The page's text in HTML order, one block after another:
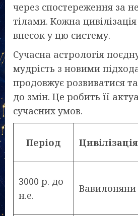
через спостереження за
тілами. Кожна
внесок у цю систему.
Сучасна астрологія
мудрість з новими
продовжує розвиватися
до змін. Це робить її
сучасних умов.
Період Цивілізація
3000 р. до
н.е.
Вавилоняни